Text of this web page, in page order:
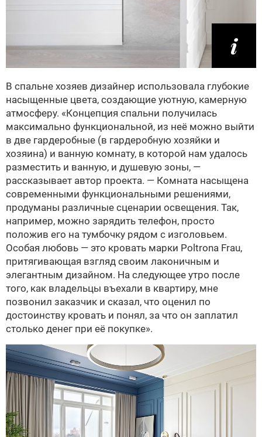
В спальне хозяев дизайнер использовала глубокие
насыщенные цвета, создающие уютную, камерную
атмосферу. «Концепция спальни получилась
максимально функциональной, из неё можно выйти
в две гардеробные (в гардеробную хозяйки и
хозяина) и ванную комнату, в которой нам удалось
разместить и ванную, и душевую зоны, —
рассказывает автор проекта. — Комната насыщена
современными функциональными решениями,
продуманы различные сценарии освещения. Так,
например, можно зарядить телефон, просто
положив его на тумбочку рядом с изголовьем.
Особая любовь — это кровать марки Poltrona Frau,
притягивающая взгляд своим лаконичным и
элегантным дизайном. На следующее утро после
того, как владельцы въехали в квартиру, мне
позвонил заказчик и сказал, что оценил по
достоинству кровать и понял, за что он заплатил
столько денег при её покупке».